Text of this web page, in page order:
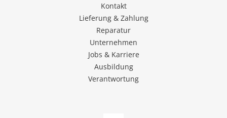
Kontakt
Lieferung & Zahlung
Reparatur
Unternehmen
Jobs & Karriere
Ausbildung
Verantwortung